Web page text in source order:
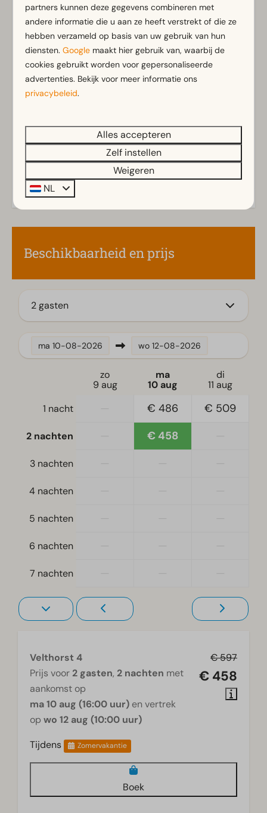
Badkamer
Badkamer(s) beneden: 1
Douche(cabine)
Toilet(ten) in badkamer(s): 1
Buiten
Tuinset
Combimagnetron
Vaatwasser(s)
Vrijstaand
Eenpersoonsdekbedden en kussens
Slaapkamer(s) beneden: 2
Toegankelijkheid
Beschikbaarheid en prijs
2 gasten
ma 10-08-2026 wo 12-08-2026
zo
9 aug
ma
10 aug
di
11 aug
1 nacht
€ 486 € 509
2 nachten € 458
3 nachten
4 nachten
5 nachten
6 nachten
7 nachten
€ 597
€ 458
Velthorst 4
Prijs voor 2 gasten, 2 nachten met
aankomst op
ma 10 aug (16:00 uur) en vertrek
op wo 12 aug (10:00 uur)
Tijdens
Zomervakantie
Boek
partners kunnen deze gegevens combineren met
andere informatie die u aan ze heeft verstrekt of die ze
hebben verzameld op basis van uw gebruik van hun
diensten.Google maakt hier gebruik van, waarbij de
cookies gebruikt worden voor gepersonaliseerde
advertenties. Bekijk voor meer informatie ons
privacybeleid.
Alles accepteren
Zelf instellen
Weigeren
NL